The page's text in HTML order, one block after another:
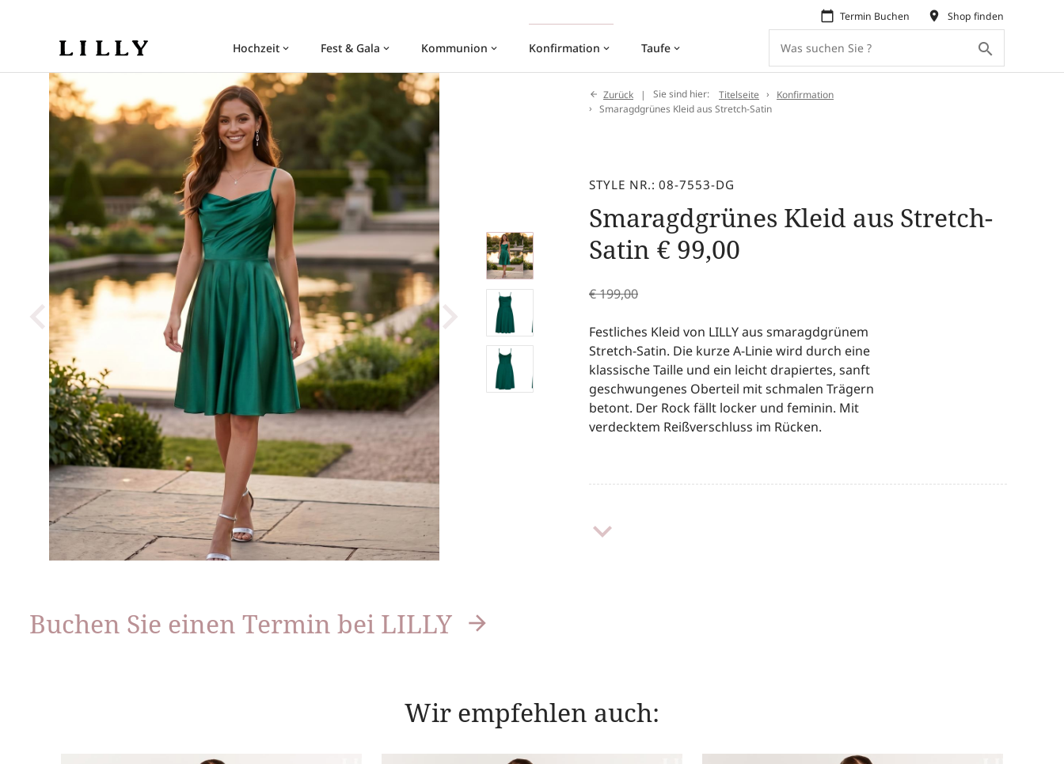
Hochzeit keyboard_arrow_down Fest & Gala keyboard_arrow_down Kommunion keyboard_arrow_down Konfirmation keyboard_arrow_down Taufe keyboard_arrow_down search
calendar_today Termin Buchen place Shop finden
Zurück Sie sind hier: Titelseite
Konfirmation
Smaragdgrünes Kleid aus Stretch-Satin
STYLE NR.: 08-7553-DG
Smaragdgrünes Kleid aus Stretch-
Satin € 99,00
€199,00
Festliches Kleid von LILLY aus smaragdgrünem
Stretch-Satin. Die kurze A-Linie wird durch eine
klassische Taille und ein leicht drapiertes, sanft
geschwungenes Oberteil mit schmalen Trägern
betont. Der Rock fällt locker und feminin. Mit
verdecktem Reißverschluss im Rücken.
keyboard_arrow_down
Buchen Sie einen Termin bei LILLY
Wir empfehlen auch: